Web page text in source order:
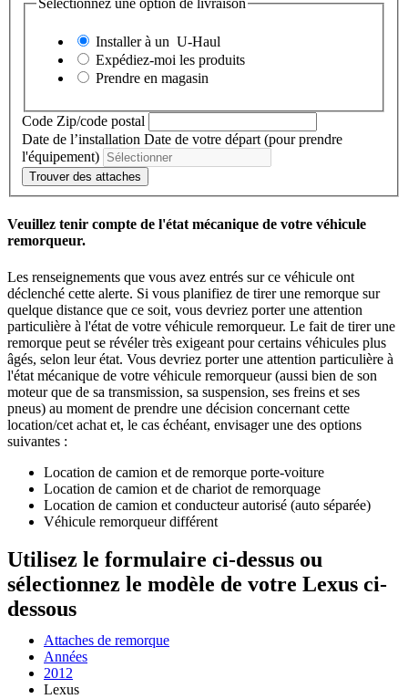
Sélectionnez une option de livraison
Installer à un U-Haul
Expédiez-moi les produits
Prendre en magasin
Code Zip/code postal
Date de l’installation Date de votre départ (pour prendre
l'équipement)
Trouver des attaches
Veuillez tenir compte de l'état mécanique de votre véhicule
remorqueur.
Les renseignements que vous avez entrés sur ce véhicule ont
déclenché cette alerte. Si vous planifiez de tirer une remorque sur
quelque distance que ce soit, vous devriez porter une attention
particulière à l'état de votre véhicule remorqueur. Le fait de tirer une
remorque peut se révéler très exigeant pour certains véhicules plus
âgés, selon leur état. Vous devriez porter une attention particulière à
l'état mécanique de votre véhicule remorqueur (aussi bien de son
moteur que de sa transmission, sa suspension, ses freins et ses
pneus) au moment de prendre une décision concernant cette
location/cet achat et, le cas échéant, envisager une des options
suivantes :
Location de camion et de remorque porte-voiture
Location de camion et de chariot de remorquage
Location de camion et conducteur autorisé (auto séparée)
Véhicule remorqueur différent
Utilisez le formulaire ci-dessus ou
sélectionnez le modèle de votre Lexus ci-
dessous
Attaches de remorque
Années
2012
Lexus